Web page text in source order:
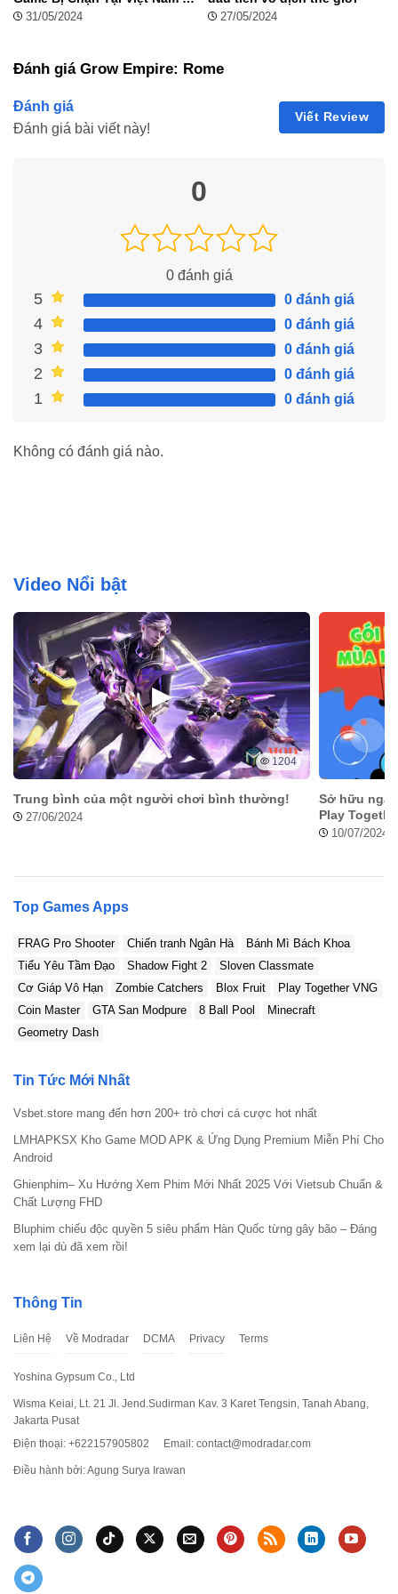
Nguyên Nhân Và Giải Pháp
31/05/2024 27/05/2024
Đánh giá Grow Empire: Rome
Đánh giá
Đánh giá bài viết này!
Viết Review
0
0đánh giá
5 0 đánh giá
4 0 đánh giá
3 0 đánh giá
2 0 đánh giá
1 0 đánh giá
Không có đánh giá nào.
Video Nổi bật
1204
Trung bình của một người chơi bình thường!
27/06/2024
Sở hữu
Play
10/07/2024
Top Games Apps
FRAG Pro Shooter Chiến tranh Ngân Hà
Bánh Mì Bách Khoa
Tiểu Yêu Tầm Đạo
Shadow Fight 2
Sloven Classmate
Cơ Giáp Vô Hạn
Zombie Catchers Blox Fruit
Play Together VNG
Coin Master
GTA San Modpure 8 Ball Pool
Minecraft
Geometry Dash
Tin Tức Mới Nhất
Vsbet.store mang đến hơn 200+ trò chơi cá cược hot nhất
LMHAPKSX Kho Game MOD APK & Ứng Dụng Premium Miễn Phí Cho
Android
Ghienphim– Xu Hướng Xem Phim Mới Nhất 2025 Với Vietsub Chuẩn &
Chất Lượng FHD
Bluphim chiếu độc quyền 5 siêu phẩm Hàn Quốc từng gây bão – Đáng
xem lại dù đã xem rồi!
Thông Tin
Liên Hệ Về Modradar DCMA Privacy Terms
Yoshina Gypsum Co., Ltd
Wisma Keiai, Lt. 21 Jl. Jend.Sudirman Kav. 3 Karet Tengsin, Tanah Abang,
Jakarta Pusat
Điện thoại: +622157905802
Email: contact@modradar.com
Điều hành bởi: Agung Surya Irawan